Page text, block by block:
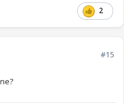
2
#15